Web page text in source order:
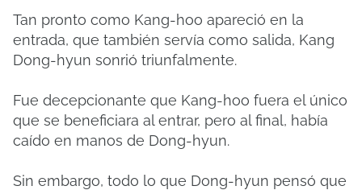
Tan pronto como Kang-hoo apareció en la
entrada, que también servía como salida, Kang
Dong-hyun sonrió triunfalmente.
Fue decepcionante que Kang-hoo fuera el único
que se beneficiara al entrar, pero al final, había
caído en manos de Dong-hyun.
Sin embargo, todo lo que Dong-hyun pensó que